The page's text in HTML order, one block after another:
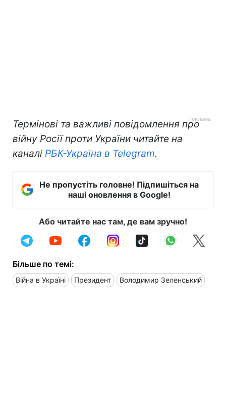
Термінові та важливі повідомлення про
війну Росії проти України читайте на
каналі РБК-Україна в Telegram.
Не пропустіть головне! Підпишіться на
наші оновлення в Google!
Або читайте нас там, де вам зручно!
Більше по темі:
Війна в Україні Президент Володимир Зеленський